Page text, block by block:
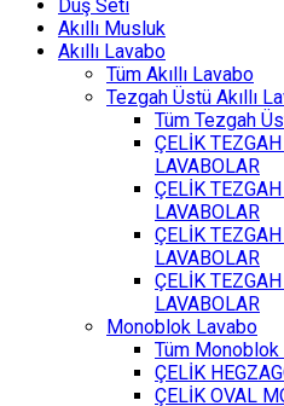
Duş Seti
Akıllı Musluk
Akıllı Lavabo
Tüm Akıllı Lavabo
Tezgah Üstü Akıllı
Tüm Tezgah
ÇELİK
LAVABOLAR
ÇELİK
LAVABOLAR
ÇELİK
LAVABOLAR
ÇELİK
LAVABOLAR
Monoblok Lavabo
Tüm Monoblok
ÇELİK
ÇELİK OVAL